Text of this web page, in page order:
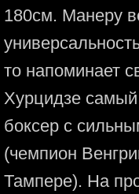
180см. Манеру
то напоминает
Хурцидзе
боксер с
(чемпион
Тампере). На